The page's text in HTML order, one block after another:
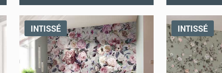
INTISSÉ INTISSÉ